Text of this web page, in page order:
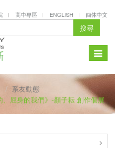
高中專區 ENGLISH 簡体中文
搜尋
Toggle
系友動態
、屈身的我們》-顏子耘 創作個展